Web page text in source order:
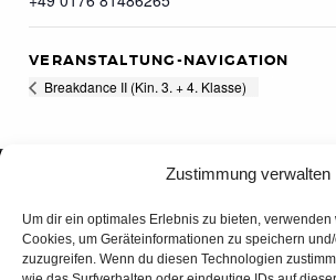
Zustimmung verwalten
Um dir ein optimales Erlebnis zu bieten,
Cookies, um Geräteinformationen zu speichern
zuzugreifen. Wenn du diesen Technologien
VERANSTALTUNG-NAVIGATION
Breakdance II (Kin. 3. + 4. Klasse)